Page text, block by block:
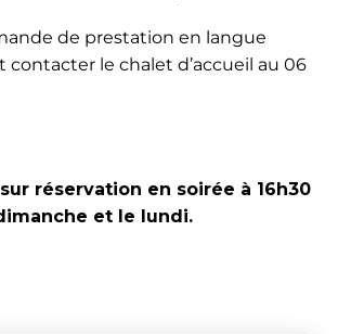
de prestation en langue
contacter le chalet d’accueil au 06
réservation en soirée à 16h30
et le lundi.